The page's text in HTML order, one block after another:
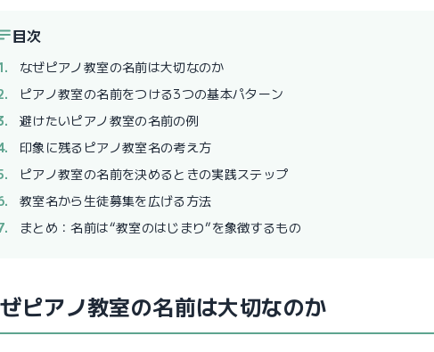
目次
なぜピアノ教室の名前は大切なのか
ピアノ教室の名前をつける3つの基本パターン
避けたいピアノ教室の名前の例
印象に残るピアノ教室名の考え方
ピアノ教室の名前を決めるときの実践ステップ
教室名から生徒募集を広げる方法
まとめ：名前は“教室のはじまり”を象徴するもの
ピアノ教室の名前は大切なのか